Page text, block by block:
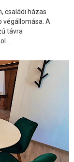
családi házas
végállomása. A
távra
...